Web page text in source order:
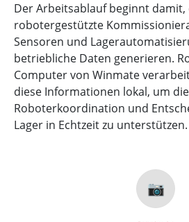
Der Arbeitsablauf beginnt damit,
robotergestützte
Sensoren und
betriebliche Daten generieren.
Computer von Winmate
diese Informationen lokal, um die
Roboterkoordination und
Lager in Echtzeit zu unterstützen.
📷